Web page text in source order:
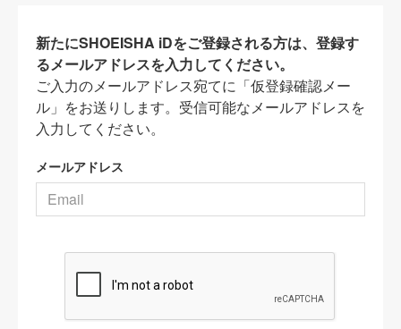
新たにSHOEISHA iDをご登録される方は、登録す
るメールアドレスを入力してください。
ご入力のメールアドレス宛てに「仮登録確認メー
ル」をお送りします。受信可能なメールアドレスを
入力してください。
メールアドレス